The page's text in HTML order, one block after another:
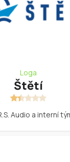
Loga
Štětí
Audio a interní